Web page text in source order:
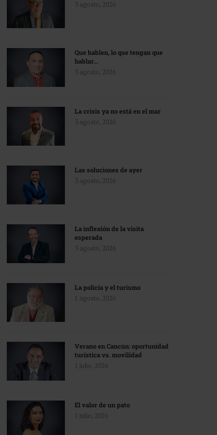
3 agosto, 2026
Que hablen, lo que tengan que
hablar…
3 agosto, 2026
La crisis ya no está en el mar
3 agosto, 2026
Las soluciones de ayer
3 agosto, 2026
La inflexión de la visita
esperada
3 agosto, 2026
La policía y el turismo
1 agosto, 2026
Verano en Cancún: oportunidad
turística vs. movilidad
1 julio, 2026
El valor de un pato
1 julio, 2026